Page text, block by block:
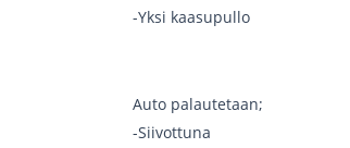
-Yksi kaasupullo
Auto palautetaan;
-Siivottuna